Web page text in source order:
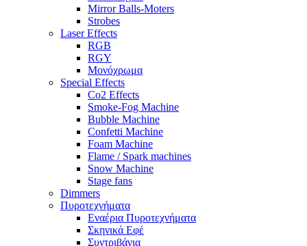
Mirror Balls-Moters
Strobes
Laser Effects
RGB
RGY
Μονόχρωμα
Special Effects
Co2 Effects
Smoke-Fog Machine
Bubble Machine
Confetti Machine
Foam Machine
Flame / Spark machines
Snow Machine
Stage fans
Dimmers
Πυροτεχνήματα
Εναέρια Πυροτεχνήματα
Σκηνικά Εφέ
Συντριβάνια